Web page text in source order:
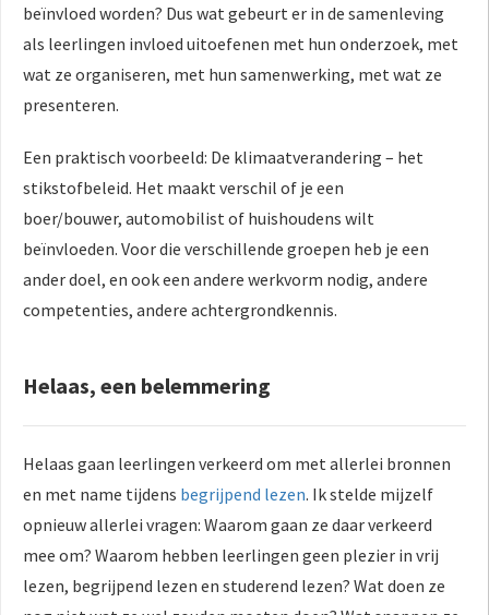
beïnvloed worden? Dus wat gebeurt er in de samenleving
als leerlingen invloed uitoefenen met hun onderzoek, met
wat ze organiseren, met hun samenwerking, met wat ze
presenteren.
Een praktisch voorbeeld: De klimaatverandering – het
stikstofbeleid. Het maakt verschil of je een
boer/bouwer, automobilist of huishoudens wilt
beïnvloeden. Voor die verschillende groepen heb je een
ander doel, en ook een andere werkvorm nodig, andere
competenties, andere achtergrondkennis.
Helaas, een belemmering
Helaas gaan leerlingen verkeerd om met allerlei bronnen
en met name tijdens begrijpend lezen. Ik stelde mijzelf
opnieuw allerlei vragen: Waarom gaan ze daar verkeerd
mee om? Waarom hebben leerlingen geen plezier in vrij
lezen, begrijpend lezen en studerend lezen? Wat doen ze